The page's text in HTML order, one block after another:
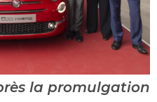
la promulgation